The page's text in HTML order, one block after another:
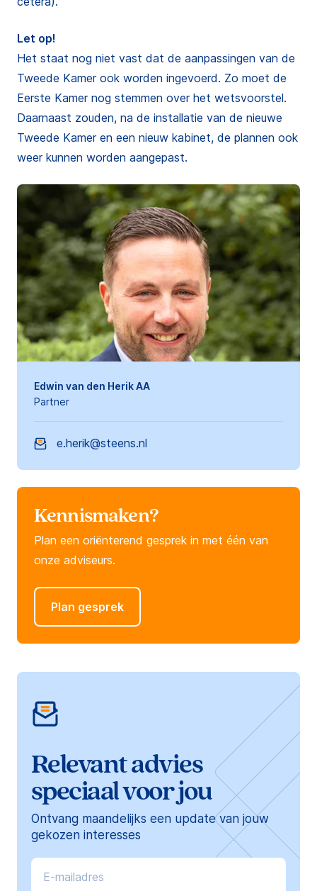
Let op!
Het staat nog niet vast dat de aanpassingen van de
Tweede Kamer ook worden ingevoerd. Zo moet de
Eerste Kamer nog stemmen over het wetsvoorstel.
Daarnaast zouden, na de installatie van de nieuwe
Tweede Kamer en een nieuw kabinet, de plannen ook
weer kunnen worden aangepast.
Edwin van den Herik AA
Partner
e.herik@steens.nl
Kennismaken?
Plan een oriënterend gesprek in met één van
onze adviseurs.
Plan gesprek
Relevant advies
speciaal voor jou
Ontvang maandelijks een update van jouw
gekozen interesses